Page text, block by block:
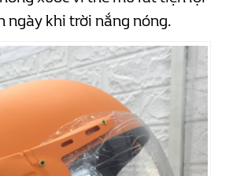
ngày khi trời nắng nóng.